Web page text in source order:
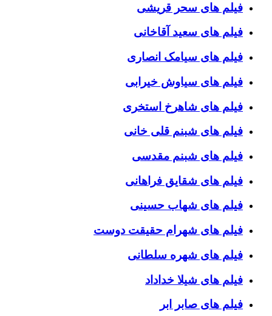
فیلم های سحر قریشی
فیلم های سعید آقاخانی
فیلم های سیامک انصاری
فیلم های سیاوش خیرابی
فیلم های شاهرخ استخری
فیلم های شبنم قلی خانی
فیلم های شبنم مقدسی
فیلم های شقایق فراهانی
فیلم های شهاب حسینی
فیلم های شهرام حقیقت دوست
فیلم های شهره سلطانی
فیلم های شیلا خداداد
فیلم های صابر ابر